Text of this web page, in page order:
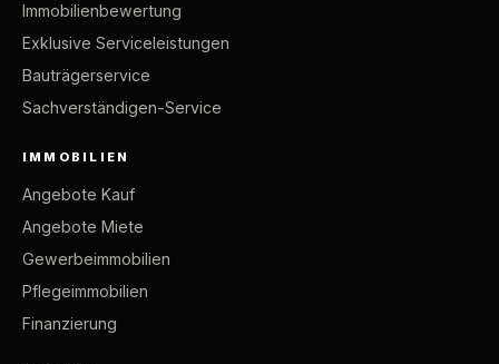
Immobilienbewertung
Exklusive Serviceleistungen
Bauträgerservice
Sachverständigen-Service
IMMOBILIEN
Angebote Kauf
Angebote Miete
Gewerbeimmobilien
Pflegeimmobilien
Finanzierung